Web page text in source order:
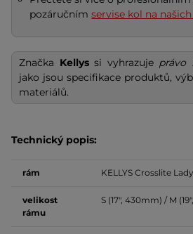
pozáručnímservise kol na
Značka Kellyssi vyhrazuje právo
jako jsou specifikace produktů,
materiálů.
Technický popis:
rám KELLYS Crosslite Lady
velikost
rámu
S (17", 430mm) / M